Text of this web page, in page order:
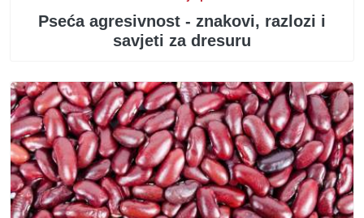
Pseća agresivnost - znakovi, razlozi i
savjeti za dresuru